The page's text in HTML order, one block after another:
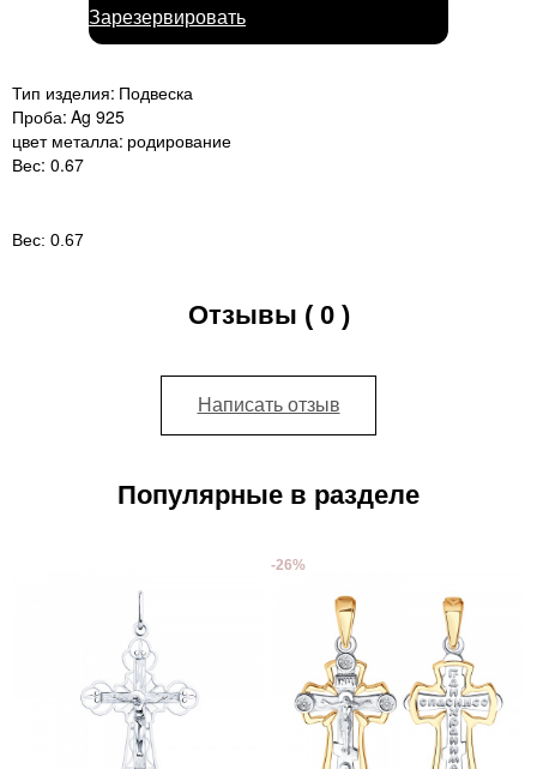
Зарезервировать
Тип изделия: Подвеска
Проба: Ag 925
цвет металла: родирование
Вес: 0.67
Вес: 0.67
Отзывы ( 0 )
Написать отзыв
Популярные в разделе
-26%